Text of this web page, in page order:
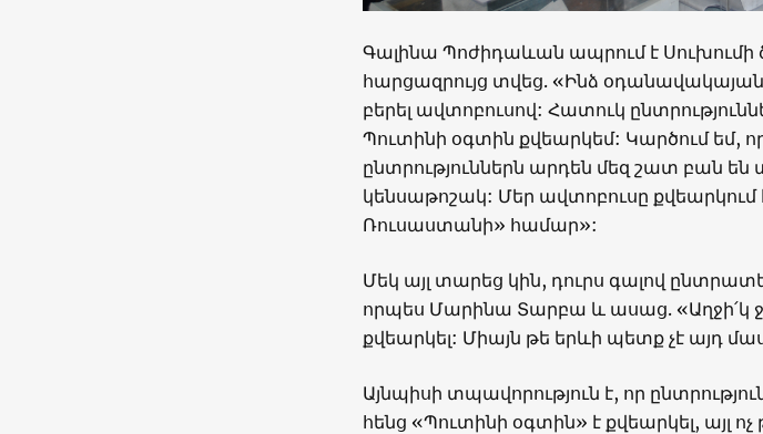
Գալինա Պոժիդաևան ապրում է Սուխումի
հարցազրույց տվեց. «Ինձ
բերել ավտոբուսով: Հատուկ
Պուտինի օգտին քվեարկեմ: Կարծում եմ,
ընտրություններն արդեն մեզ շատ բան են
կենսաթոշակ: Մեր ավտոբուսը
Ռուսաստանի» համար»:
Մեկ այլ տարեց կին, դուրս գալով
որպես Մարինա Տարբա և ասաց. «Աղջի՛կ
քվեարկել: Միայն թե երևի պետք չէ այդ
Այնպիսի տպավորություն է, որ
հենց «Պուտինի օգտին» է քվեարկել, այլ